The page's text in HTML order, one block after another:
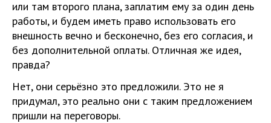
или там второго плана, заплатим ему за один день
работы, и будем иметь право использовать его
внешность вечно и бесконечно, без его согласия, и
без дополнительной оплаты. Отличная же идея,
правда?
Нет, они серьёзно это предложили. Это не я
придумал, это реально они с таким предложением
пришли на переговоры.